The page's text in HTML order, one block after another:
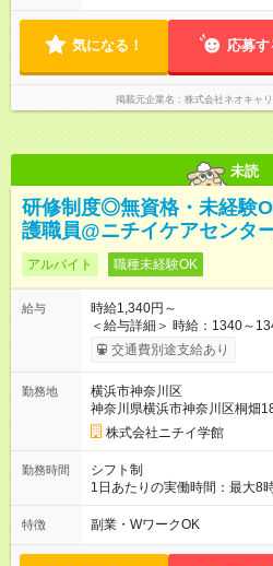
気になる！ 応募す
掲載元企業名 株式会社ネオキャ
未読
研修制度◎無資格・未経験
護職員@ニチイケアセンタ
アルバイト 職種未経験OK
給与
時給1,340円～
＜給与詳細＞ 時給：1340～
です。 【試用期間】試用期間あり 試用期間の長さ：3ヶ月 雇用
形態、給与は本採用時と同じで
交通費別途支給あり
勤務地
横浜市神奈川区
神奈川県横浜市神奈川区桐畑
株式会社ニチイ学館
勤務時間
シフト制
1日あたりの実働時間：最大8
相談（拠点・サービスによる） ＜シフト例＞ 8:00～13:00（
前中心） 9:00～16:00（日中
での調整、Wワークも可（拠
特徴 副業・WワークOK